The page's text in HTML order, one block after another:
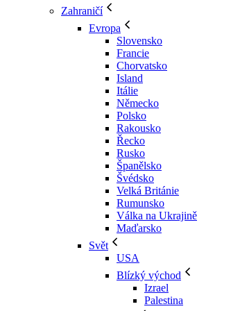
Zahraničí
Evropa
Slovensko
Francie
Chorvatsko
Island
Itálie
Německo
Polsko
Rakousko
Řecko
Rusko
Španělsko
Švédsko
Velká Británie
Rumunsko
Válka na Ukrajině
Maďarsko
Svět
USA
Blízký východ
Izrael
Palestina